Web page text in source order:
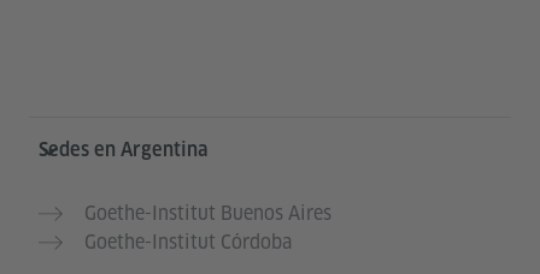
Service- und Informationsbereich
Sedes en Argentina
Goethe-Institut Buenos Aires
Goethe-Institut Córdoba